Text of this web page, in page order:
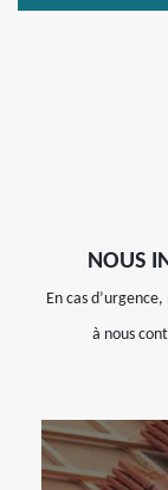
NOUS
En cas
à nous